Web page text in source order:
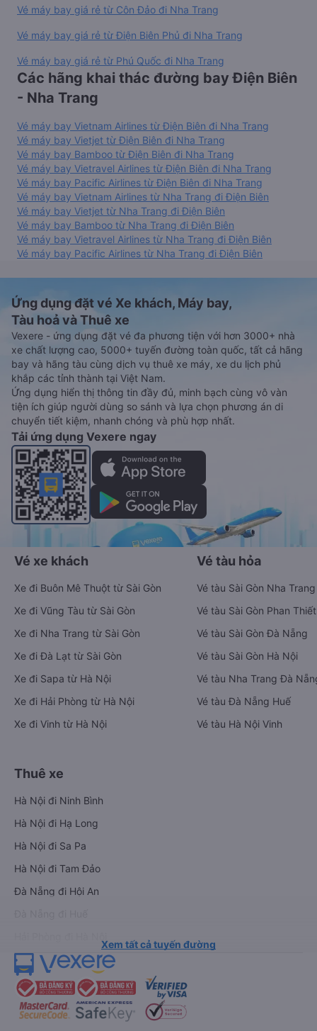
Vé máy bay giá rẻ từ Côn Đảo đi Nha Trang
Vé máy bay giá rẻ từ Điện Biên Phủ đi Nha Trang
Vé máy bay giá rẻ từ Phú Quốc đi Nha Trang
Các hãng khai thác đường bay Điện Biên
- Nha Trang
Vé máy bay Vietnam Airlines từ Điện Biên đi Nha Trang
Vé máy bay Vietjet từ Điện Biên đi Nha Trang
Vé máy bay Bamboo từ Điện Biên đi Nha Trang
Vé máy bay Vietravel Airlines từ Điện Biên đi Nha Trang
Vé máy bay Pacific Airlines từ Điện Biên đi Nha Trang
Vé máy bay Vietnam Airlines từ Nha Trang đi Điện Biên
Vé máy bay Vietjet từ Nha Trang đi Điện Biên
Vé máy bay Bamboo từ Nha Trang đi Điện Biên
Vé máy bay Vietravel Airlines từ Nha Trang đi Điện Biên
Vé máy bay Pacific Airlines từ Nha Trang đi Điện Biên
Ứng dụng đặt vé Xe khách, Máy bay,
Tàu hoả và Thuê xe
Vexere - ứng dụng đặt vé đa phương tiện với hơn 3000+ nhà
xe chất lượng cao, 5000+ tuyến đường toàn quốc, tất cả hãng
bay và hãng tàu cùng dịch vụ thuê xe máy, xe du lịch phủ
khắp các tỉnh thành tại Việt Nam.
Ứng dụng hiển thị thông tin đầy đủ, minh bạch cùng vô vàn
tiện ích giúp người dùng so sánh và lựa chọn phương án di
chuyển tiết kiệm, nhanh chóng và phù hợp nhất.
Tải ứng dụng Vexere ngay
Vé xe khách
Xe đi Buôn Mê Thuột từ Sài Gòn
Xe đi Vũng Tàu từ Sài Gòn
Xe đi Nha Trang từ Sài Gòn
Xe đi Đà Lạt từ Sài Gòn
Xe đi Sapa từ Hà Nội
Xe đi Hải Phòng từ Hà Nội
Xe đi Vinh từ Hà Nội
Vé tàu hỏa
Vé tàu Sài Gòn Nha Trang
Vé tàu Sài Gòn Phan Thiết
Vé tàu Sài Gòn Đà Nẵng
Vé tàu Sài Gòn Hà Nội
Vé tàu Nha Trang Đà
Vé tàu Đà Nẵng Huế
Vé tàu Hà Nội Vinh
Thuê xe
Hà Nội đi Ninh Bình
Hà Nội đi Hạ Long
Hà Nội đi Sa Pa
Hà Nội đi Tam Đảo
Đà Nẵng đi Hội An
Xem tất cả tuyến đường